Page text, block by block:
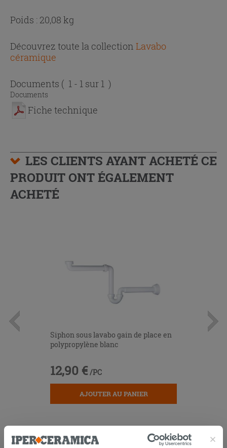
Poids : 20,08 kg
Découvrez toute la collection Lavabo
céramique
Documents ( 1 - 1 sur 1 )
Documents
Fiche technique
LES CLIENTS AYANT ACHETÉ CE
PRODUIT ONT ÉGALEMENT
ACHETÉ
Siphon sous lavabo gain de place en
polypropylène blanc
12,90 € /PC
AJOUTER AU PANIER